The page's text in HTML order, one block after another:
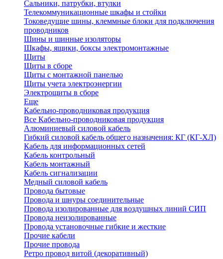
Сальники, патрубки, втулки
Телекоммуникационные шкафы и стойки
Токоведущие шины, клеммные блоки для подключения
проводников
Шины и шинные изоляторы
Шкафы, ящики, боксы электромонтажные
Щиты
Щиты в сборе
Щиты с монтажной панелью
Щиты учета электроэнергии
Электрощиты в сборе
Еще
Кабельно-проводниковая продукция
Все Кабельно-проводниковая продукция
Алюминиевый силовой кабель
Гибкий силовой кабель общего назначения: КГ (КГ-ХЛ)
Кабель для информационных сетей
Кабель контрольный
Кабель монтажный
Кабель сигнализации
Медный силовой кабель
Провода бытовые
Провода и шнуры соединительные
Провода изолированные для воздушных линий СИП
Провода неизолированные
Провода установочные гибкие и жесткие
Прочие кабели
Прочие провода
Ретро провод витой (декоративный)